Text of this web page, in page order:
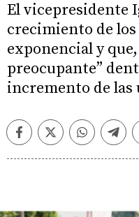
El vicepresidente
crecimiento de
exponencial y
preocupante”
incremento de las
FacebookTwitterWhatsapp